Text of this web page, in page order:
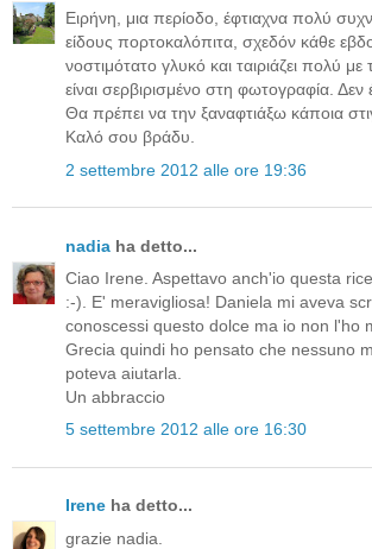
Ειρήνη, μια περίοδο, έφτιαχνα πολύ
είδους πορτοκαλόπιτα, σχεδόν κάθε
νοστιμότατο γλυκό και ταιριάζει πολύ
είναι σερβιρισμένο στη φωτογραφία. Δεν
Θα πρέπει να την ξαναφτιάξω κάποια
Καλό σου βράδυ.
2 settembre 2012 alle ore 19:36
nadia ha detto...
Ciao Irene. Aspettavo anch'io questa
:-). E' meravigliosa! Daniela mi aveva
conoscessi questo dolce ma io non l'ho
Grecia quindi ho pensato che nessuno
poteva aiutarla.
Un abbraccio
5 settembre 2012 alle ore 16:30
Irene ha detto...
grazie nadia.